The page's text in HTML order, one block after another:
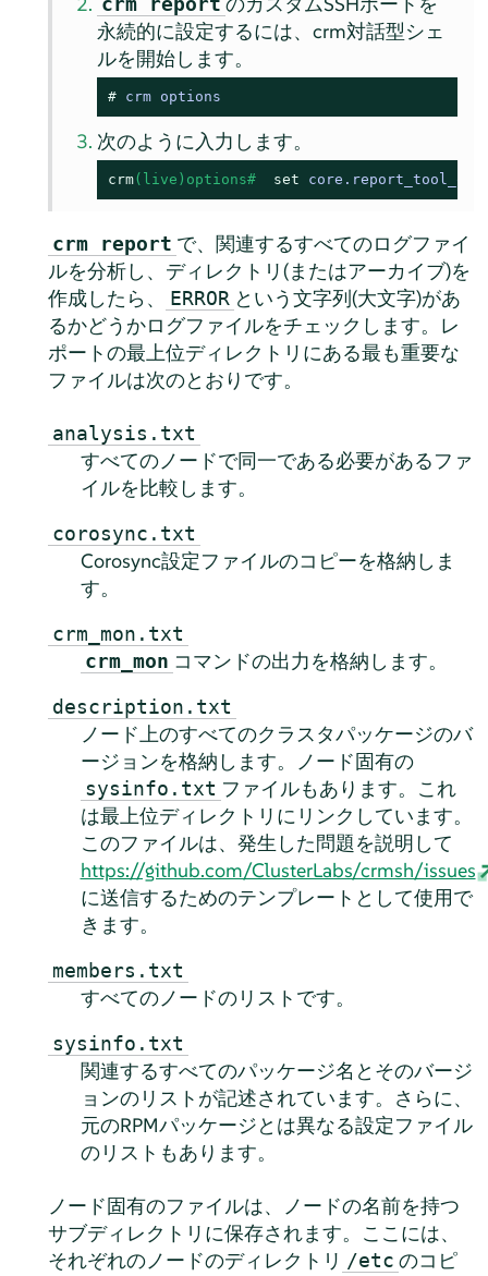
永続的に設定するには、crm対話型シェ
ルを開始します。
# crm options
次のように入力します。
crm(live)options# set
crm report で、関連するすべてのログファイ
ルを分析し、ディレクトリ(またはアーカイブ)を
作成したら、
ERROR という文字列(大文字)があ
るかどうかログファイルをチェックします。レ
ポートの最上位ディレクトリにある最も重要な
ファイルは次のとおりです。
analysis.txt
すべてのノードで同一である必要があるファ
イルを比較します。
corosync.txt
Corosync設定ファイルのコピーを格納しま
す。
crm_mon.txt
crm_mon コマンドの出力を格納します。
description.txt
ノード上のすべてのクラスタパッケージのバ
ージョンを格納します。ノード固有の
sysinfo.txt ファイルもあります。これ
は最上位ディレクトリにリンクしています。
このファイルは、発生した問題を説明して
https://github.com/ClusterLabs/crmsh/issues
に送信するためのテンプレートとして使用で
きます。
members.txt
すべてのノードのリストです。
sysinfo.txt
関連するすべてのパッケージ名とそのバージ
ョンのリストが記述されています。さらに、
元のRPMパッケージとは異なる設定ファイル
のリストもあります。
ノード固有のファイルは、ノードの名前を持つ
サブディレクトリに保存されます。ここには、
それぞれのノードのディレクトリ /etc のコピ